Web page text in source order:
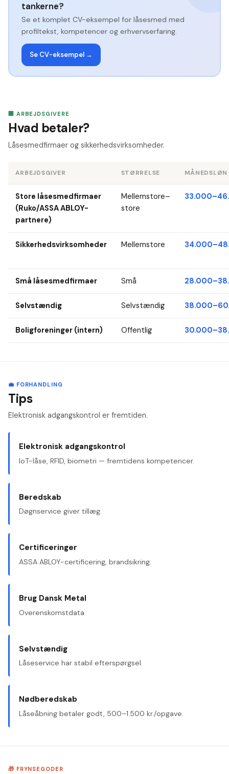
tankerne?
Se et komplet CV-eksempel for låsesmed med
profiltekst, kompetencer og erhvervserfaring.
Se CV-eksempel →
🏢 ARBEJDSGIVERE
Hvad betaler?
Låsesmedfirmaer og sikkerhedsvirksomheder.
ARBEJDSGIVER STØRRELSE MÅNEDSLØN
Store låsesmedfirmaer
(Ruko/ASSA ABLOY-
partnere)
Mellemstore–
store
Sikkerhedsvirksomheder Mellemstore
Små låsesmedfirmaer Små
Selvstændig Selvstændig
Boligforeninger (intern) Offentlig
💼 FORHANDLING
Tips
Elektronisk adgangskontrol er fremtiden.
Elektronisk adgangskontrol
IoT-låse, RFID, biometri — fremtidens kompetencer.
Beredskab
Døgnservice giver tillæg.
Certificeringer
ASSA ABLOY-certificering, brandsikring.
Brug Dansk Metal
Overenskomstdata.
Selvstændig
Låseservice har stabil efterspørgsel.
Nødberedskab
Låseåbning betaler godt, 500–1.500 kr./opgave.
🎁 FRYNSEGODER